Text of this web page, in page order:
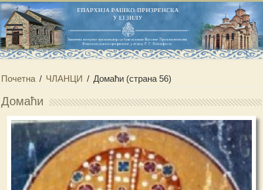
Почетна / ЧЛАНЦИ / Домаћи (страна 56)
Домаћи